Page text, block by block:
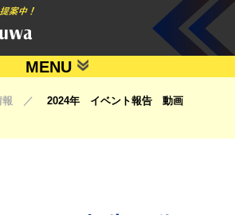
MENU
情報 ／2024年 イベント報告 動画